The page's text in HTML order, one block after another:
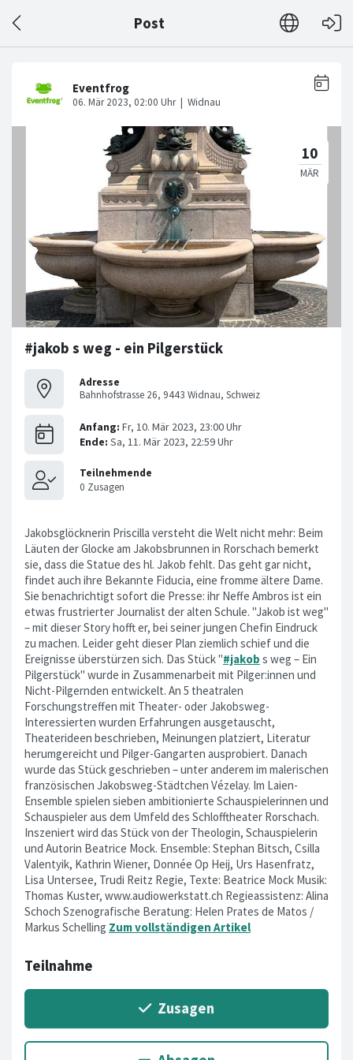
Post
#jakob s weg - ein Pilgerstück
Adresse
Bahnhofstrasse 26, 9443 Widnau, Schweiz
Jakobsglöcknerin Priscilla versteht die Welt nicht mehr: Beim
Läuten der Glocke am Jakobsbrunnen in Rorschach bemerkt
sie, dass die Statue des hl. Jakob fehlt. Das geht gar nicht,
findet auch ihre Bekannte Fiducia, eine fromme ältere Dame.
Sie benachrichtigt sofort die Presse: ihr Neffe Ambros ist ein
etwas frustrierter Journalist der alten Schule. "Jakob ist weg"
– mit dieser Story hofft er, bei seiner jungen Chefin Eindruck
zu machen. Leider geht dieser Plan ziemlich schief und die
Ereignisse überstürzen sich. Das Stück "#jakob s weg – Ein
Pilgerstück" wurde in Zusammenarbeit mit Pilger:innen und
Nicht-Pilgernden entwickelt. An 5 theatralen
Forschungstreffen mit Theater- oder Jakobsweg-
Interessierten wurden Erfahrungen ausgetauscht,
Theaterideen beschrieben, Meinungen platziert, Literatur
herumgereicht und Pilger-Gangarten ausprobiert. Danach
wurde das Stück geschrieben – unter anderem im malerischen
französischen Jakobsweg-Städtchen Vézelay. Im Laien-
Ensemble spielen sieben ambitionierte Schauspielerinnen und
Schauspieler aus dem Umfeld des Schlofftheater Rorschach.
Inszeniert wird das Stück von der Theologin, Schauspielerin
und Autorin Beatrice Mock. Ensemble: Stephan Bitsch, Csilla
Valentyik, Kathrin Wiener, Donnée Op Heij, Urs Hasenfratz,
Lisa Untersee, Trudi Reitz Regie, Texte: Beatrice Mock Musik:
Thomas Kuster, www.audiowerkstatt.ch Regieassistenz: Alina
Schoch Szenografische Beratung: Helen Prates de Matos /
Markus Schelling Zum vollständigen Artikel